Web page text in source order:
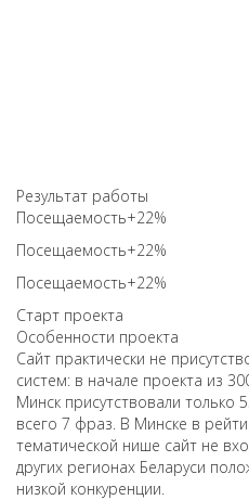
Результат работы
Посещаемость+22%
Посещаемость+22%
Посещаемость+22%
Старт проекта
Особенности проекта
Сайт практически не
систем: в начале проекта из
Минск присутствовали только
всего 7 фраз. В Минске в
тематической нише сайт не
других регионах Беларуси
низкой конкуренции.